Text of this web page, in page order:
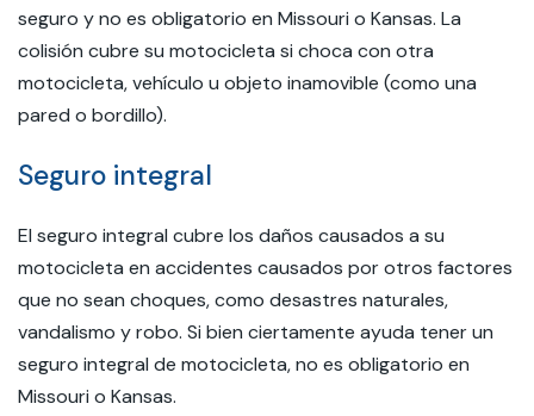
seguro y no es obligatorio en Missouri o Kansas. La
colisión cubre su motocicleta si choca con otra
motocicleta, vehículo u objeto inamovible (como una
pared o bordillo).
Seguro integral
El seguro integral cubre los daños causados a su
motocicleta en accidentes causados por otros factores
que no sean choques, como desastres naturales,
vandalismo y robo. Si bien ciertamente ayuda tener un
seguro integral de motocicleta, no es obligatorio en
Missouri o Kansas.